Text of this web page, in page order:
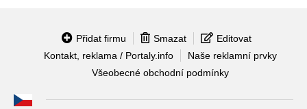
Přidat firmu Smazat
Editovat
Kontakt, reklama / Portaly.info
Naše reklamní prvky
Všeobecné obchodní podmínky